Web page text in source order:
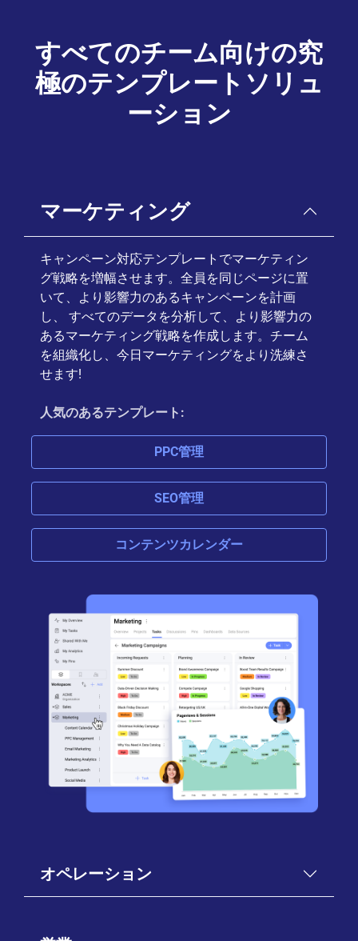
すべてのチーム向けの究
極のテンプレートソリュ
ーション
マーケティング
キャンペーン対応テンプレートでマーケティン
グ戦略を増幅させます。全員を同じページに置
いて、より影響力のあるキャンペーンを計画
し、 すべてのデータを分析して、より影響力の
あるマーケティング戦略を作成します。チーム
を組織化し、今日マーケティングをより洗練さ
せます!
人気のあるテンプレート:
PPC管理
SEO管理
コンテンツカレンダー
オペレーション